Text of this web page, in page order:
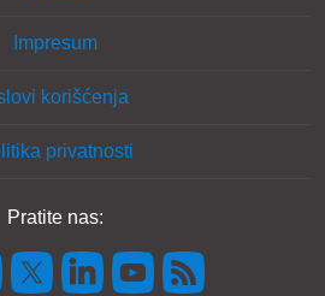
Impresum
korišćenja
privatnosti
Pratite nas: